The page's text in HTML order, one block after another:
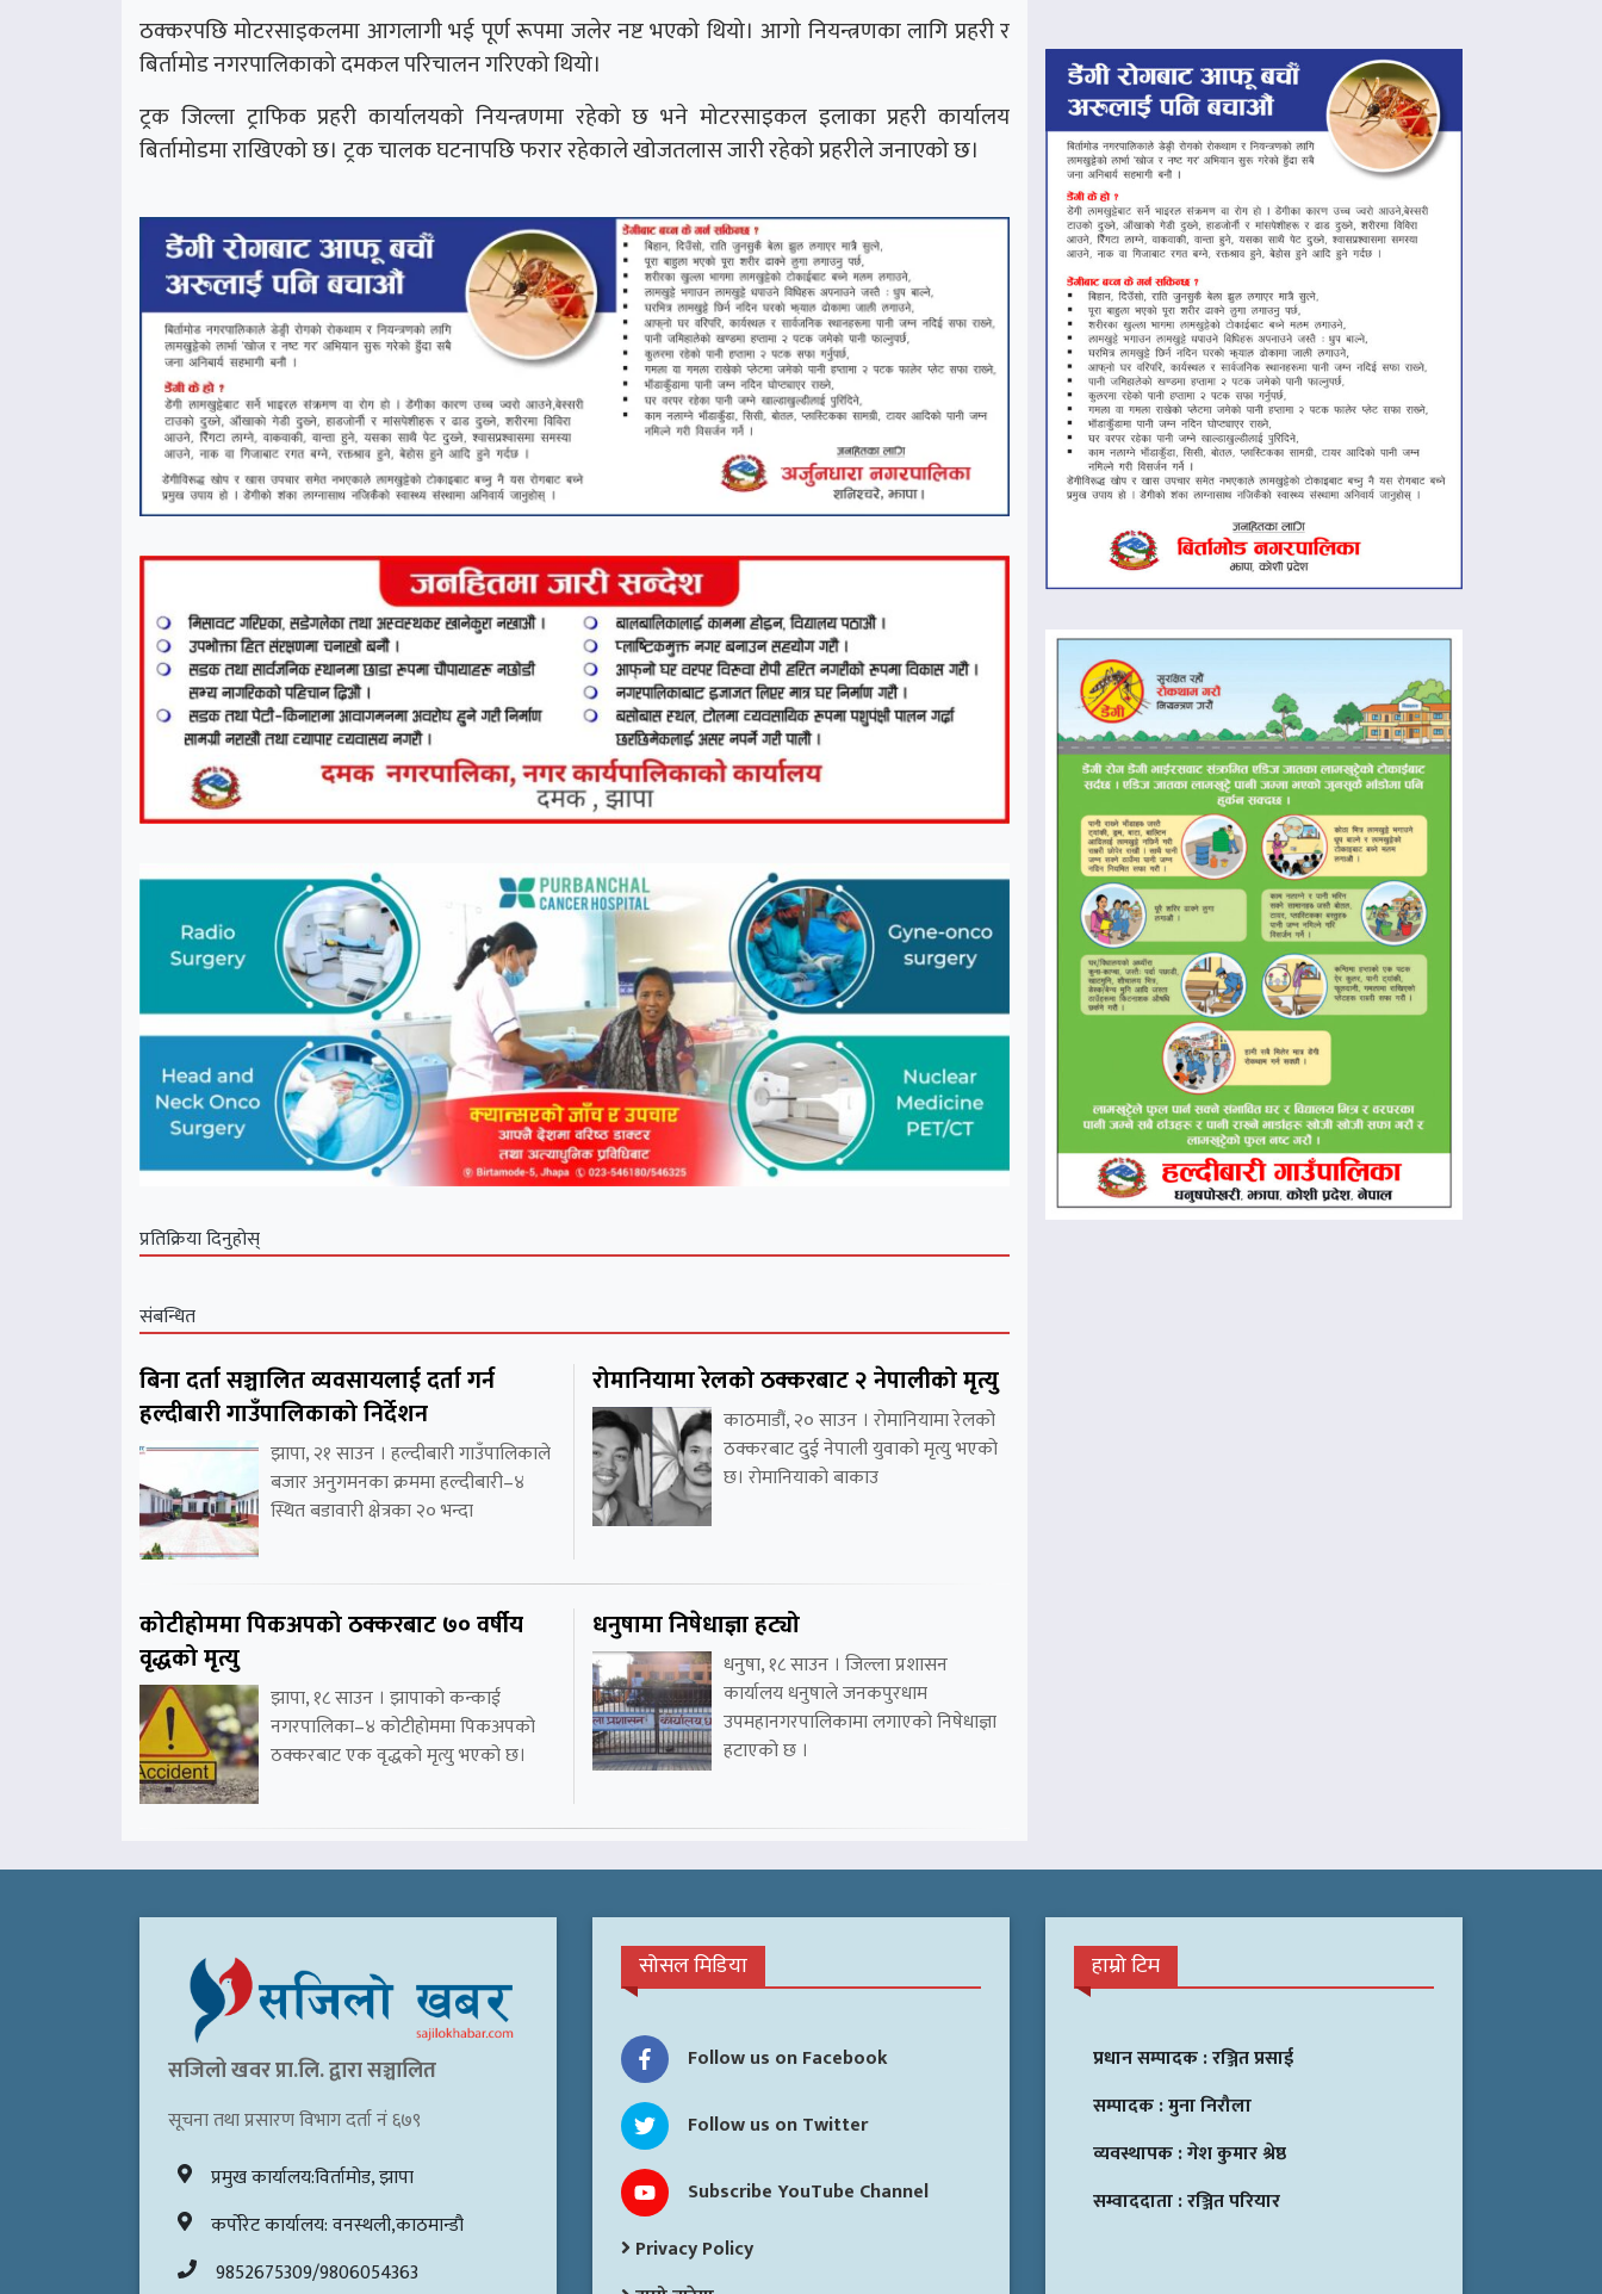
ठक्करपछि मोटरसाइकलमा आगलागी भई पूर्ण रूपमा जलेर नष्ट भएको थियो। आगो नियन्त्रणका लागि प्रहरी र
बिर्तामोड नगरपालिकाको दमकल परिचालन गरिएको थियो।
ट्रक जिल्ला ट्राफिक प्रहरी कार्यालयको नियन्त्रणमा रहेको छ भने मोटरसाइकल इलाका प्रहरी कार्यालय
बिर्तामोडमा राखिएको छ। ट्रक चालक घटनापछि फरार रहेकाले खोजतलास जारी रहेको प्रहरीले जनाएको छ।
प्रतिक्रिया दिनुहोस्
संबन्धित
बिना दर्ता सञ्चालित व्यवसायलाई दर्ता गर्न
हल्दीबारी गाउँपालिकाको निर्देशन
झापा, २१ साउन । हल्दीबारी गाउँपालिकाले
बजार अनुगमनका क्रममा हल्दीबारी–४
स्थित बडावारी क्षेत्रका २० भन्दा
रोमानियामा रेलको ठक्करबाट २ नेपालीको मृत्यु
काठमाडौं, २० साउन । रोमानियामा रेलको
ठक्करबाट दुई नेपाली युवाको मृत्यु भएको
छ। रोमानियाको बाकाउ
कोटीहोममा पिकअपको ठक्करबाट ७० वर्षीय
वृद्धको मृत्यु
झापा, १८ साउन । झापाको कन्काई
नगरपालिका–४ कोटीहोममा पिकअपको
ठक्करबाट एक वृद्धको मृत्यु भएको छ।
धनुषामा निषेधाज्ञा हट्यो
धनुषा, १८ साउन । जिल्ला प्रशासन
कार्यालय धनुषाले जनकपुरधाम
उपमहानगरपालिकामा लगाएको निषेधाज्ञा
हटाएको छ ।
सजिलो खवर प्रा.लि. द्वारा सञ्चालित
सूचना तथा प्रसारण विभाग दर्ता नं ६७९
प्रमुख कार्यालय:विर्तामोड, झापा
कर्पोरेट कार्यालय: वनस्थली,काठमान्डौ
9852675309/9806054363
सोसल मिडिया
Follow us on Facebook
Follow us on Twitter
Subscribe YouTube Channel
Privacy Policy
हाम्रो टिम
प्रधान सम्पादक :रञ्जित प्रसाई
सम्पादक :मुना निरौला
व्यवस्थापक :गेश कुमार श्रेष्ठ
सम्वाददाता :रञ्जित परियार